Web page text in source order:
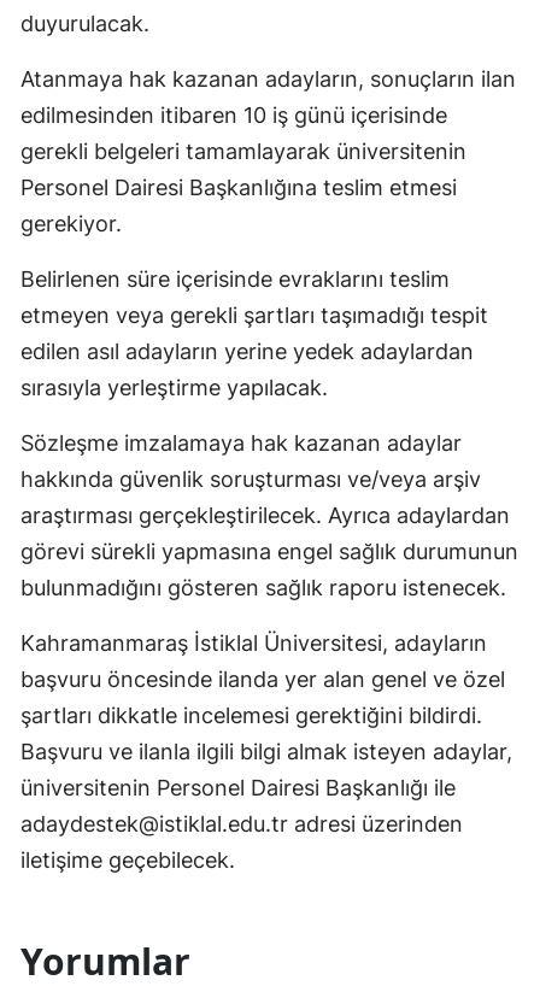
duyurulacak.
Atanmaya hak kazanan adayların, sonuçların ilan
edilmesinden itibaren 10 iş günü içerisinde
gerekli belgeleri tamamlayarak üniversitenin
Personel Dairesi Başkanlığına teslim etmesi
gerekiyor.
Belirlenen süre içerisinde evraklarını teslim
etmeyen veya gerekli şartları taşımadığı tespit
edilen asıl adayların yerine yedek adaylardan
sırasıyla yerleştirme yapılacak.
Sözleşme imzalamaya hak kazanan adaylar
hakkında güvenlik soruşturması ve/veya arşiv
araştırması gerçekleştirilecek. Ayrıca adaylardan
görevi sürekli yapmasına engel sağlık durumunun
bulunmadığını gösteren sağlık raporu istenecek.
Kahramanmaraş İstiklal Üniversitesi, adayların
başvuru öncesinde ilanda yer alan genel ve özel
şartları dikkatle incelemesi gerektiğini bildirdi.
Başvuru ve ilanla ilgili bilgi almak isteyen adaylar,
üniversitenin Personel Dairesi Başkanlığı ile
adaydestek@istiklal.edu.tr adresi üzerinden
iletişime geçebilecek.
Yorumlar